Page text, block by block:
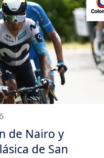
de Nairo y
de San